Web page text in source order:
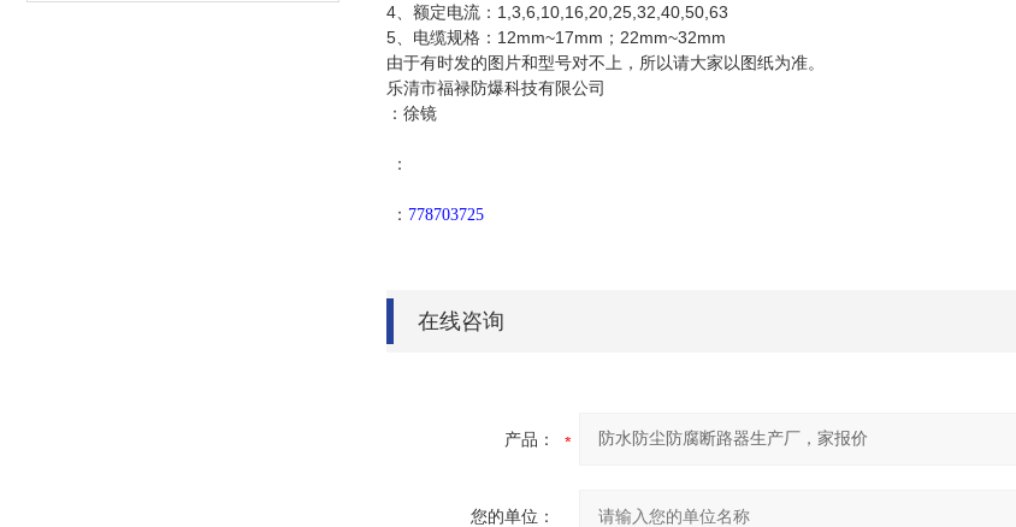
4、额定电流：1,3,6,10,16,20,25,32,40,50,63
5、电缆规格：12mm~17mm；22mm~32mm
由于有时发的图片和型号对不上，所以请大家以图纸为准。
乐清市福禄防爆科技有限公司
：徐镜
：
： 778703725
在线咨询
产品：
您的单位：